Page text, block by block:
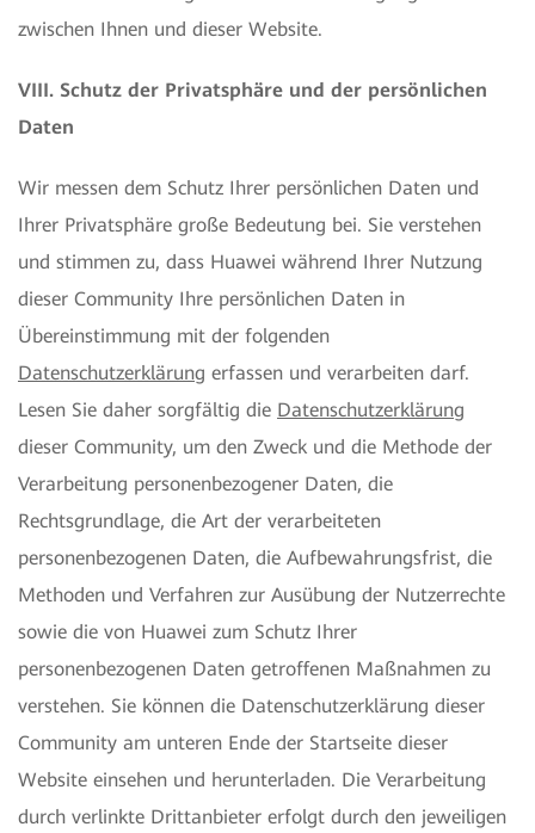
zwischen Ihnen und dieser Website.
VIII. Schutz der Privatsphäre und der persönlichen
Daten
Wir messen dem Schutz Ihrer persönlichen Daten und
Ihrer Privatsphäre große Bedeutung bei. Sie verstehen
und stimmen zu, dass Huawei während Ihrer Nutzung
dieser Community Ihre persönlichen Daten in
Übereinstimmung mit der folgenden
Datenschutzerklärung erfassen und verarbeiten darf.
Lesen Sie daher sorgfältig die Datenschutzerklärung
dieser Community, um den Zweck und die Methode der
Verarbeitung personenbezogener Daten, die
Rechtsgrundlage, die Art der verarbeiteten
personenbezogenen Daten, die Aufbewahrungsfrist, die
Methoden und Verfahren zur Ausübung der Nutzerrechte
sowie die von Huawei zum Schutz Ihrer
personenbezogenen Daten getroffenen Maßnahmen zu
verstehen. Sie können die Datenschutzerklärung dieser
Community am unteren Ende der Startseite dieser
Website einsehen und herunterladen. Die Verarbeitung
durch verlinkte Drittanbieter erfolgt durch den jeweiligen